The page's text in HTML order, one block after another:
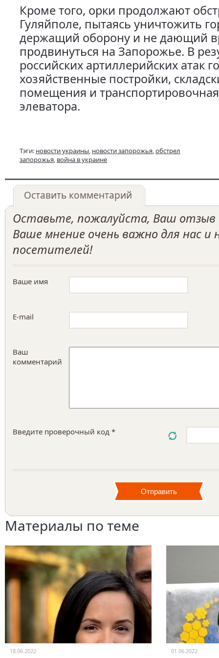
Кроме того, орки продолжают
Гуляйполе, пытаясь уничтожить
держащий оборону и не дающий
продвинуться на Запорожье. В
российских артиллерийских атак
хозяйственные постройки,
помещения и
элеватора.
Тэги: новости украины, новости запорожья,обстрел
запорожья, война в украине
Оставить комментарий
Оставьте, пожалуйста, Ваш отзыв
Ваше мнение очень важно для нас и
посетителей!
Ваше имя
E-mail
Ваш
комментарий
Введите проверочный код *
Материалы по теме
18.06.2022 01.06.2022